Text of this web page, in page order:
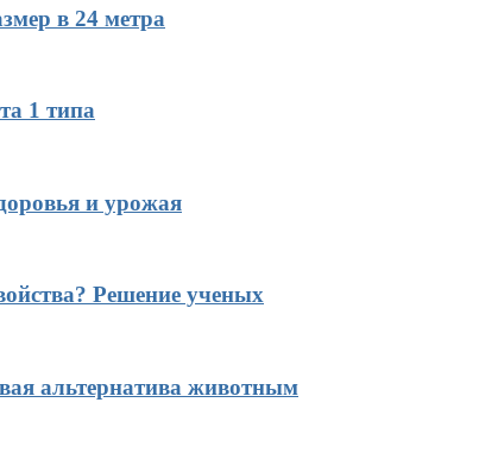
в 24 метра
1 типа
и урожая
Решение ученых
альтернатива животным